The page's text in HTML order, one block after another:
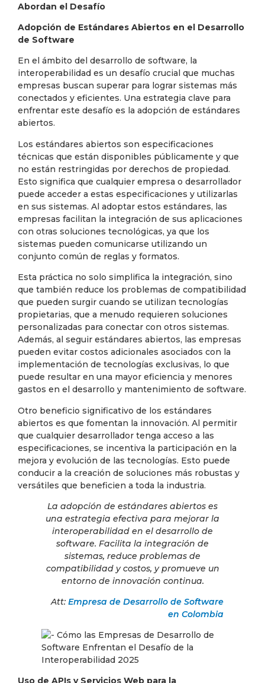
Abordan el Desafío
Adopción de Estándares Abiertos en el Desarrollo
de Software
En el ámbito del desarrollo de software, la
interoperabilidad es un desafío crucial que muchas
empresas buscan superar para lograr sistemas más
conectados y eficientes. Una estrategia clave para
enfrentar este desafío es la adopción de estándares
abiertos.
Los estándares abiertos son especificaciones
técnicas que están disponibles públicamente y que
no están restringidas por derechos de propiedad.
Esto significa que cualquier empresa o desarrollador
puede acceder a estas especificaciones y utilizarlas
en sus sistemas. Al adoptar estos estándares, las
empresas facilitan la integración de sus aplicaciones
con otras soluciones tecnológicas, ya que los
sistemas pueden comunicarse utilizando un
conjunto común de reglas y formatos.
Esta práctica no solo simplifica la integración, sino
que también reduce los problemas de compatibilidad
que pueden surgir cuando se utilizan tecnologías
propietarias, que a menudo requieren soluciones
personalizadas para conectar con otros sistemas.
Además, al seguir estándares abiertos, las empresas
pueden evitar costos adicionales asociados con la
implementación de tecnologías exclusivas, lo que
puede resultar en una mayor eficiencia y menores
gastos en el desarrollo y mantenimiento de software.
Otro beneficio significativo de los estándares
abiertos es que fomentan la innovación. Al permitir
que cualquier desarrollador tenga acceso a las
especificaciones, se incentiva la participación en la
mejora y evolución de las tecnologías. Esto puede
conducir a la creación de soluciones más robustas y
versátiles que beneficien a toda la industria.
La adopción de estándares abiertos es
una estrategia efectiva para mejorar la
interoperabilidad en el desarrollo de
software. Facilita la integración de
sistemas, reduce problemas de
compatibilidad y costos, y promueve un
entorno de innovación continua.
Att: Empresa de Desarrollo de Software
en Colombia
Uso de APIs y Servicios Web para la